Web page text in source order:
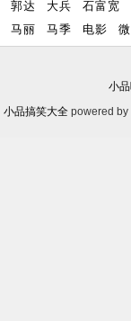
郭达 大兵
石富宽
马丽 马季 电影
小
小品搞笑大全 powered by